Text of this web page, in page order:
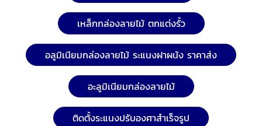
เหล็กกล่องลายไม้ ตกแต่งรั้ว
อลูมิเนียมกล่องลายไม้ ระแนงฝาผนัง ราคาส่ง
อะลูมิเนียมกล่องลายไม้
ติดตั้งระแนงปรับองศาสำเร็จรูป